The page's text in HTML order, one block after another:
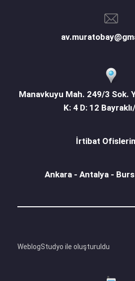
Manavkuyu Mah. 249/3 Sok.
K: 4 D: 12
İrtibat
Ankara - Antalya -
WeblogStudyo ile oluşturuldu